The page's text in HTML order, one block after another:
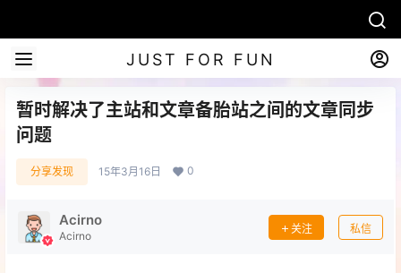
JUST FOR FUN
暂时解决了主站和文章备胎站之间的文章同步
问题
分享发现 15年3月16日 0
Acirno
Acirno
关注 私信